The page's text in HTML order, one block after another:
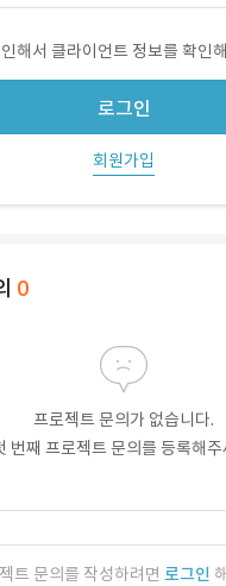
해서 클라이언트 정보를 확인
로그인
회원가입
0
프로젝트 문의가 없습니다.
번째 프로젝트 문의를 등록해주
트 문의를 작성하려면 로그인